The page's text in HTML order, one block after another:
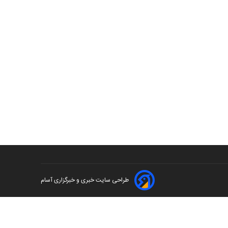
طراحی سایت خبری و خبرگزاری آسام